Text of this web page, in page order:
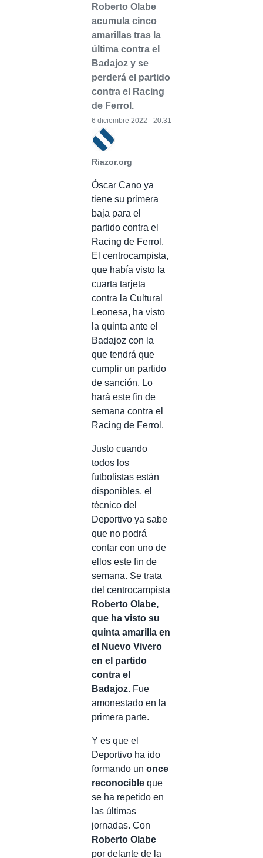
Roberto Olabe
acumula cinco
amarillas tras la
última contra el
Badajoz y se
perderá el partido
contra el Racing
de Ferrol.
Riazor.org
6 diciembre 2022 - 20:31
Óscar Cano ya
tiene su primera
baja para el
partido contra el
Racing de Ferrol.
El centrocampista,
que había visto la
cuarta tarjeta
contra la Cultural
Leonesa, ha visto
la quinta ante el
Badajoz con la
que tendrá que
cumplir un partido
de sanción. Lo
hará este fin de
semana contra el
Racing de Ferrol.
Justo cuando
todos los
futbolistas están
disponibles, el
técnico del
Deportivo ya sabe
que no podrá
contar con uno de
ellos este fin de
semana. Se trata
del centrocampista
Roberto Olabe,
que ha visto su
quinta amarilla en
el Nuevo Vivero
en el partido
contra el
Badajoz. Fue
amonestado en la
primera parte.
Y es que el
Deportivo ha ido
formando un once
reconocible que
se ha repetido en
las últimas
jornadas. Con
Roberto Olabe
por delante de la